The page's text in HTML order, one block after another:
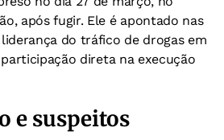
após fugir. Ele é apontado nas
do tráfico de drogas em
direta na execução
e suspeitos